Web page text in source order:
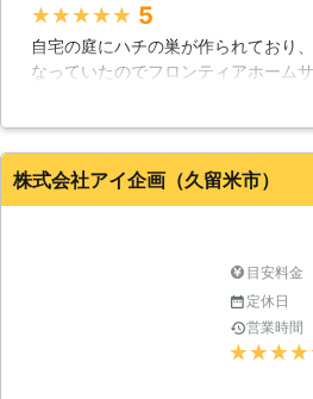
★★★★★ 5
自宅の庭にハチの巣が作られており
なっていたのでフロンティアホーム
依頼しました。ハチの駆除に業者を
巣はしっかりと撤去してもらえたので
福岡県 北九州市小倉南区 2016年12月
株式会社アイ企画（久留米市）
目安料金
定休日
営業時間